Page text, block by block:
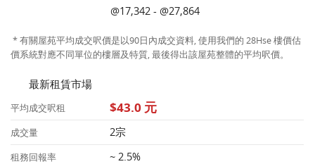
@17,342 - @27,864
* 有關屋苑平均成交呎價是以90日內成交資料, 使用我們的 28Hse 樓價估
價系統對應不同單位的樓層及特質, 最後得出該屋苑整體的平均呎價。
最新租賃市場
平均成交呎租 $43.0 元
成交量 2宗
租務回報率 ~ 2.5%